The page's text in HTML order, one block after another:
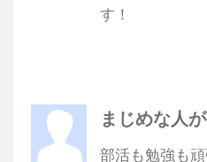
す！
まじめな人
部活も勉強も